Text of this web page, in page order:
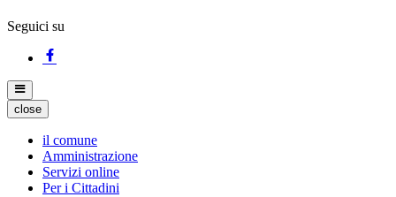
Seguici su
close
il comune
Amministrazione
Servizi online
Per i Cittadini